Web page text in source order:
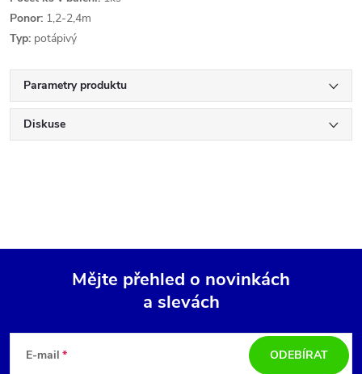
Ponor: 1,2-2,4m
Typ: potápivý
Parametry produktu
Diskuse
Mějte přehled o novinkách
a slevách
E-mail ODEBÍRAT